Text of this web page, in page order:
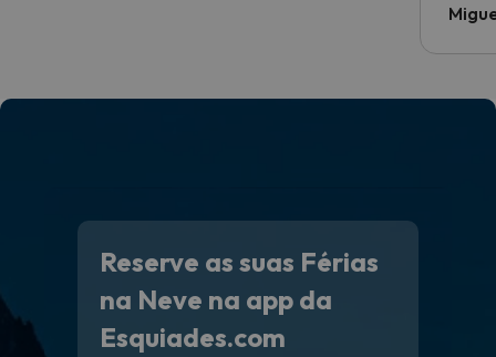
Reserve as suas Férias
na Neve na app da
Esquiades.com